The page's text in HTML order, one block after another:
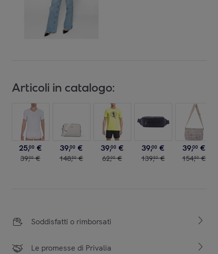
Articoli in catalogo:
25,00 €
39,00 €
39,00 €
148,50 €
39,00 €
62,00 €
39,00 €
139,50 €
39,00 €
154,50 €
Soddisfatti o rimborsati
Le promesse di Privalia